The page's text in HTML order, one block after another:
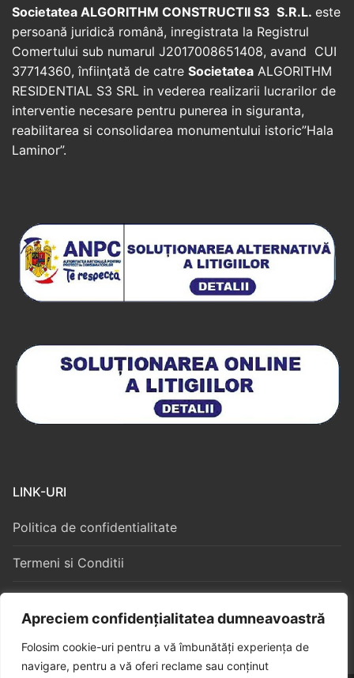
Apreciem confidențialitatea dumneavoastră
Folosim cookie-uri pentru a vă îmbunătăți experiența de
navigare, pentru a vă oferi reclame sau conținut
Societatea ALGORITHM CONSTRUCTII S3 S.R.L. este
persoană juridică română, inregistrata la Registrul
Comertului sub numarul J2017008651408, avand CUI
37714360, înfiinţată de catre Societatea ALGORITHM
RESIDENTIAL S3 SRL in vederea realizarii lucrarilor de
interventie necesare pentru punerea in siguranta,
reabilitarea si consolidarea monumentului istoric”Hala
Laminor”.
LINK-URI
Politica de confidentialitate
Termeni si Conditii